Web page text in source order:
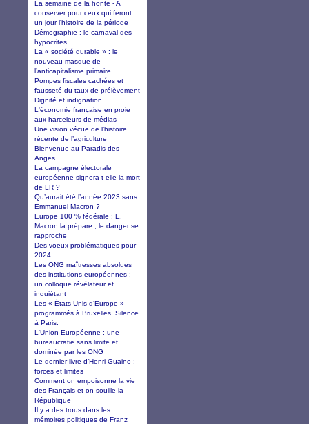
La semaine de la honte - A
conserver pour ceux qui feront
un jour l'histoire de la période
Démographie : le carnaval des
hypocrites
La « société durable » : le
nouveau masque de
l’anticapitalisme primaire
Pompes fiscales cachées et
fausseté du taux de prélèvement
Dignité et indignation
L'économie française en proie
aux harceleurs de médias
Une vision vécue de l’histoire
récente de l’agriculture
Bienvenue au Paradis des
Anges
La campagne électorale
européenne signera-t-elle la mort
de LR ?
Qu’aurait été l’année 2023 sans
Emmanuel Macron ?
Europe 100 % fédérale : E.
Macron la prépare ; le danger se
rapproche
Des voeux problématiques pour
2024
Les ONG maîtresses absolues
des institutions européennes :
un colloque révélateur et
inquiétant
Les « États-Unis d’Europe »
programmés à Bruxelles. Silence
à Paris.
L'Union Européenne : une
bureaucratie sans limite et
dominée par les ONG
Le dernier livre d’Henri Guaino :
forces et limites
Comment on empoisonne la vie
des Français et on souille la
République
Il y a des trous dans les
mémoires politiques de Franz